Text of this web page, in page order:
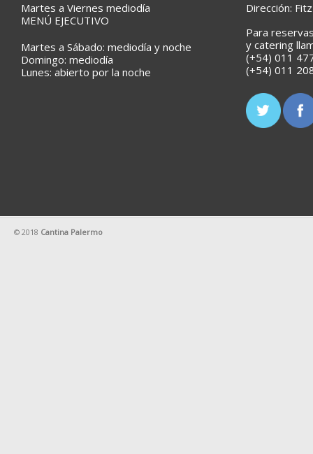
Martes a Viernes mediodía
MENÚ EJECUTIVO
Martes a Sábado: mediodía y noche
Domingo: mediodía
Lunes: abierto por la noche
Dirección:
Para
y catering
(+54) 011
(+54) 011
© 2018 Cantina Palermo